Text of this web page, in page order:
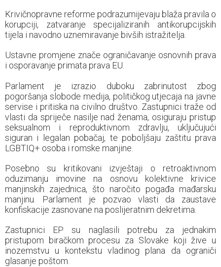
Krivičnopravne reforme podrazumijevaju blaža pravila o
korupciji, zatvaranje specijaliziranih antikorupcijskih
tijela i navodno uznemiravanje bivših istražitelja.
Ustavne promjene znače ograničavanje osnovnih prava
i osporavanje primata prava EU.
Parlament je izrazio duboku zabrinutost zbog
pogoršanja slobode medija, političkog utjecaja na javne
servise i pritiska na civilno društvo. Zastupnici traže od
vlasti da spriječe nasilje nad ženama, osiguraju pristup
seksualnom i reproduktivnom zdravlju, uključujući
siguran i legalan pobačaj, te poboljšaju zaštitu prava
LGBTIQ+ osoba i romske manjine.
Posebno su kritikovani izvještaji o retroaktivnom
oduzimanju imovine na osnovu kolektivne krivice
manjinskih zajednica, što naročito pogađa mađarsku
manjinu. Parlament je pozvao vlasti da zaustave
konfiskacije zasnovane na poslijeratnim dekretima.
Zastupnici EP su naglasili potrebu za jednakim
pristupom biračkom procesu za Slovake koji žive u
inozemstvu u kontekstu vladinog plana da ograniči
glasanje poštom.